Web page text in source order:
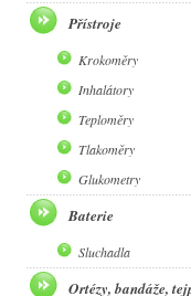
Přístroje
Krokoměry
Inhalátory
Teploměry
Tlakoměry
Glukometry
Baterie
Sluchadla
Ortézy, bandáže,